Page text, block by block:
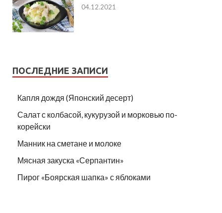
04.12.2021
ПОСЛЕДНИЕ ЗАПИСИ
Капля дождя (Японский десерт)
Салат с колбасой, кукурузой и морковью по-
корейски
Манник на сметане и молоке
Мясная закуска «Серпантин»
Пирог «Боярская шапка» с яблоками